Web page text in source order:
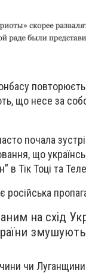
що несе за
почала
що
в Тік Тоці та
російська
на схід
чи